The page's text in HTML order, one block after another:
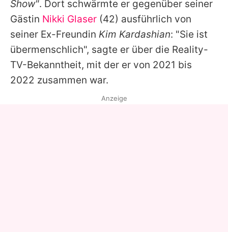
Show". Dort schwärmte er gegenüber seiner
Gästin Nikki Glaser (42) ausführlich von
seiner Ex-Freundin Kim Kardashian: "Sie ist
übermenschlich", sagte er über die Reality-
TV-Bekanntheit, mit der er von 2021 bis
2022 zusammen war.
Anzeige